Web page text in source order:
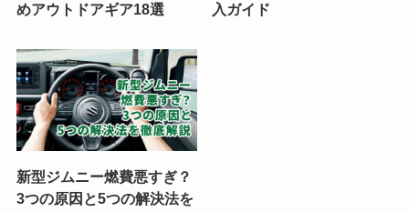
めアウトドアギア18選
入ガイド
新型ジムニー燃費悪すぎ？
3つの原因と5つの解決法を